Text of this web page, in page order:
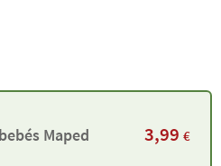
Maped 3,99 €